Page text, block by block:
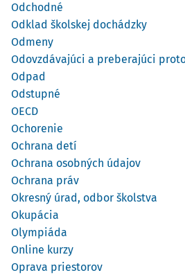
Odchodné
Odklad školskej dochádzky
Odmeny
Odovzdávajúci a preberajúci
Odpad
Odstupné
OECD
Ochorenie
Ochrana detí
Ochrana osobných údajov
Ochrana práv
Okresný úrad, odbor školstva
Okupácia
Olympiáda
Online kurzy
Oprava priestorov